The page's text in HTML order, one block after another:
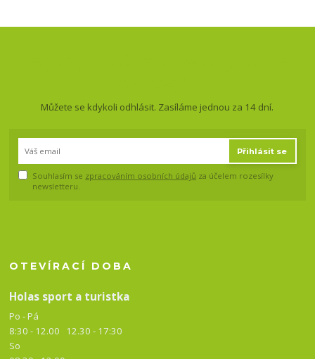
Můžete se kdykoli odhlásit. Zasíláme jednou za 14 dní.
Přihlásit se
Souhlasím se zpracováním osobních údajů za účelem rozesílky
newsletteru.
OTEVÍRACÍ DOBA
Holas sport a turistka
Po - Pá
8:30 - 12.00 12.30 - 17:30
So